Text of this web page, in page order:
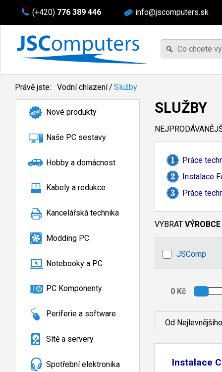
(+420) 776 389 446 info@jscomputers.sk
Právě jste: Vodní chlazení/ Služby
Nové produkty
Naše PC sestavy
Hobby a domácnost
Kabely a redukce
Kancelářská technika
Modding PC
Notebooky a PC
PC Komponenty
Periferie a software
Sítě a servery
Spotřební elektronika
SLUŽBY
Práce
Instalace
Práce
VYBRAT VÝROBCE
JSComp
Od Nejlevnějšího
Instalace